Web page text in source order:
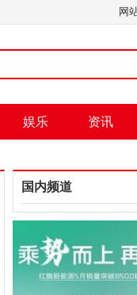
网
娱乐 资讯
国内频道